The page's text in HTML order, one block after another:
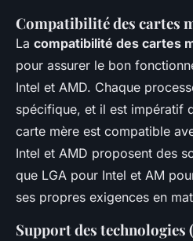
Compatibilité des cartes
La compatibilité des cartes
pour assurer le bon
Intel et AMD. Chaque
spécifique, et il est impératif
carte mère est compatible
Intel et AMD proposent des
que LGA pour Intel et AM
ses propres exigences en
Support des technologies